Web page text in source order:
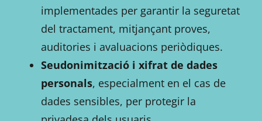
implementades per garantir la seguretat
del tractament, mitjançant proves,
auditories i avaluacions periòdiques.
Seudonimització i xifrat de dades
personals, especialment en el cas de
dades sensibles, per protegir la